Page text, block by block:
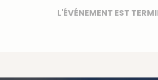
L'ÉVÉNEMENT EST